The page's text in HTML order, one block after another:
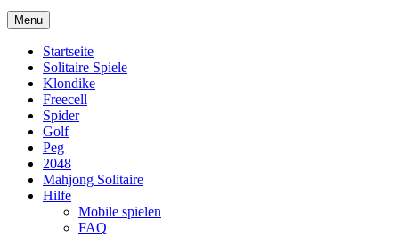
Menu
Startseite
Solitaire Spiele
Klondike
Freecell
Spider
Golf
Peg
2048
Mahjong Solitaire
Hilfe
Mobile spielen
FAQ